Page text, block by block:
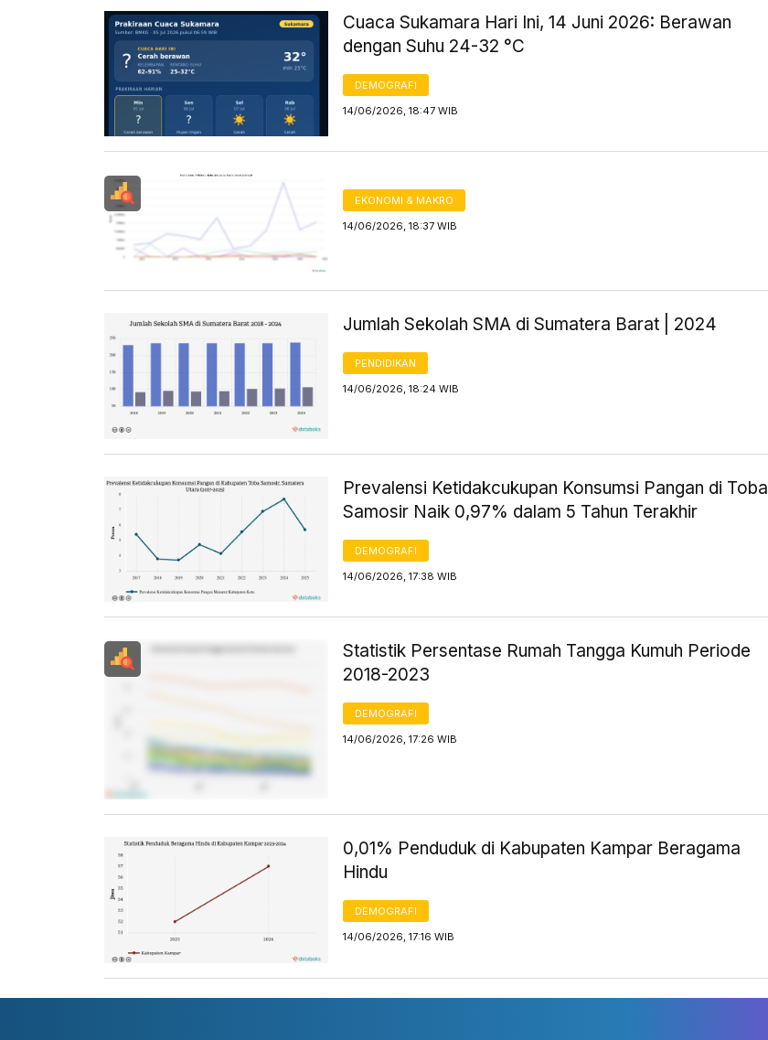
Cuaca Sukamara Hari Ini, 14 Juni 2026: Berawan
dengan Suhu 24-32 °C
DEMOGRAFI
14/06/2026, 18:47 WIB
EKONOMI & MAKRO
14/06/2026, 18:37 WIB
Jumlah Sekolah SMA di Sumatera Barat | 2024
PENDIDIKAN
14/06/2026, 18:24 WIB
Prevalensi Ketidakcukupan Konsumsi Pangan di Toba
Samosir Naik 0,97% dalam 5 Tahun Terakhir
DEMOGRAFI
14/06/2026, 17:38 WIB
Statistik Persentase Rumah Tangga Kumuh Periode
2018-2023
DEMOGRAFI
14/06/2026, 17:26 WIB
0,01% Penduduk di Kabupaten Kampar Beragama
Hindu
DEMOGRAFI
14/06/2026, 17:16 WIB